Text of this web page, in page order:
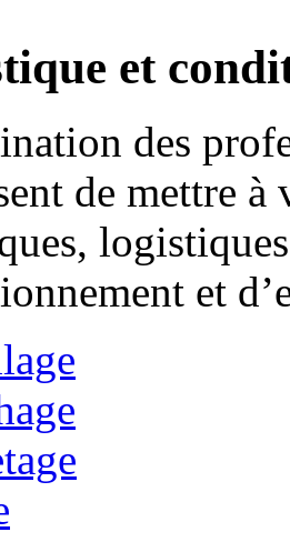
et
des
de mettre
et